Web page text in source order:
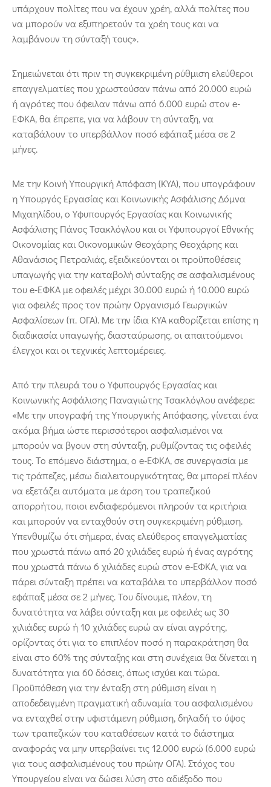
υπάρχουν πολίτες που να έχουν χρέη, αλλά πολίτες που
να μπορούν να εξυπηρετούν τα χρέη τους και να
λαμβάνουν τη σύνταξή τους».
Σημειώνεται ότι πριν τη συγκεκριμένη ρύθμιση ελεύθεροι
επαγγελματίες που χρωστούσαν πάνω από 20.000 ευρώ
ή αγρότες που όφειλαν πάνω από 6.000 ευρώ στον e-
ΕΦΚΑ, θα έπρεπε, για να λάβουν τη σύνταξη, να
καταβάλουν το υπερβάλλον ποσό εφάπαξ μέσα σε 2
μήνες.
Με την Κοινή Υπουργική Απόφαση (ΚΥΑ), που υπογράφουν
η Υπουργός Εργασίας και Κοινωνικής Ασφάλισης Δόμνα
Μιχαηλίδου, ο Υφυπουργός Εργασίας και Κοινωνικής
Ασφάλισης Πάνος Τσακλόγλου και οι Υφυπουργοί Εθνικής
Οικονομίας και Οικονομικών Θεοχάρης Θεοχάρης και
Αθανάσιος Πετραλιάς, εξειδικεύονται οι προϋποθέσεις
υπαγωγής για την καταβολή σύνταξης σε ασφαλισμένους
του e-ΕΦΚΑ με οφειλές μέχρι 30.000 ευρώ ή 10.000 ευρώ
για οφειλές προς τον πρώην Οργανισμό Γεωργικών
Ασφαλίσεων (π. ΟΓΑ). Με την ίδια ΚΥΑ καθορίζεται επίσης η
διαδικασία υπαγωγής, διασταύρωσης, οι απαιτούμενοι
έλεγχοι και οι τεχνικές λεπτομέρειες.
Από την πλευρά του ο Υφυπουργός Εργασίας και
Κοινωνικής Ασφάλισης Παναγιώτης Τσακλόγλου ανέφερε:
«Με την υπογραφή της Υπουργικής Απόφασης, γίνεται ένα
ακόμα βήμα ώστε περισσότεροι ασφαλισμένοι να
μπορούν να βγουν στη σύνταξη, ρυθμίζοντας τις οφειλές
τους. Το επόμενο διάστημα, ο e-ΕΦΚΑ, σε συνεργασία με
τις τράπεζες, μέσω διαλειτουργικότητας, θα μπορεί πλέον
να εξετάζει αυτόματα με άρση του τραπεζικού
απορρήτου, ποιοι ενδιαφερόμενοι πληρούν τα κριτήρια
και μπορούν να ενταχθούν στη συγκεκριμένη ρύθμιση.
Υπενθυμίζω ότι σήμερα, ένας ελεύθερος επαγγελματίας
που χρωστά πάνω από 20 χιλιάδες ευρώ ή ένας αγρότης
που χρωστά πάνω 6 χιλιάδες ευρώ στον e-ΕΦΚΑ, για να
πάρει σύνταξη πρέπει να καταβάλει το υπερβάλλον ποσό
εφάπαξ μέσα σε 2 μήνες. Του δίνουμε, πλέον, τη
δυνατότητα να λάβει σύνταξη και με οφειλές ως 30
χιλιάδες ευρώ ή 10 χιλιάδες ευρώ αν είναι αγρότης,
ορίζοντας ότι για το επιπλέον ποσό η παρακράτηση θα
είναι στο 60% της σύνταξης και στη συνέχεια θα δίνεται η
δυνατότητα για 60 δόσεις, όπως ισχύει και τώρα.
Προϋπόθεση για την ένταξη στη ρύθμιση είναι η
αποδεδειγμένη πραγματική αδυναμία του ασφαλισμένου
να ενταχθεί στην υφιστάμενη ρύθμιση, δηλαδή το ύψος
των τραπεζικών του καταθέσεων κατά το διάστημα
αναφοράς να μην υπερβαίνει τις 12.000 ευρώ (6.000 ευρώ
για τους ασφαλισμένους του πρώην ΟΓΑ). Στόχος του
Υπουργείου είναι να δώσει λύση στο αδιέξοδο που